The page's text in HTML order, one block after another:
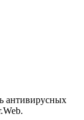
антивирусных